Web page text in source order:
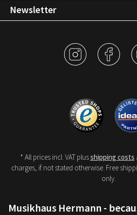
Newsletter
* All prices incl. VAT plusshipping costs
charges, if not stated otherwise. Free
only.
Musikhaus Hermann -